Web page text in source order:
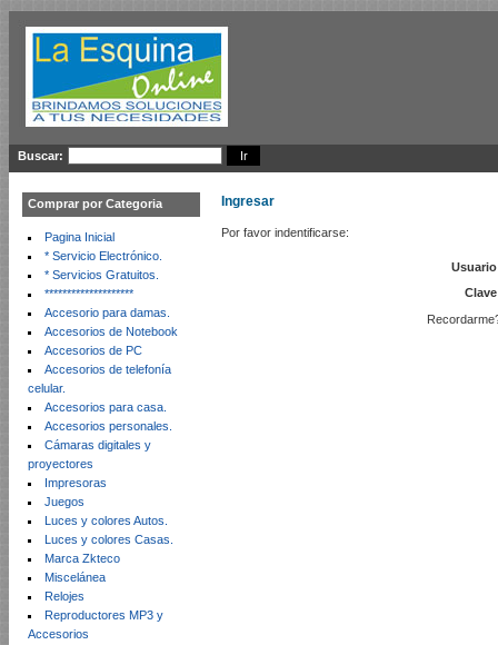
Buscar:
Comprar por Categoria
Pagina Inicial
* Servicio Electrónico.
* Servicios Gratuitos.
********************
Accesorio para damas.
Accesorios de Notebook
Accesorios de PC
Accesorios de telefonía
celular.
Accesorios para casa.
Accesorios personales.
Cámaras digitales y
proyectores
Impresoras
Juegos
Luces y colores Autos.
Luces y colores Casas.
Marca Zkteco
Miscelánea
Relojes
Reproductores MP3 y
Accesorios
Ingresar
Por favor indentificarse: